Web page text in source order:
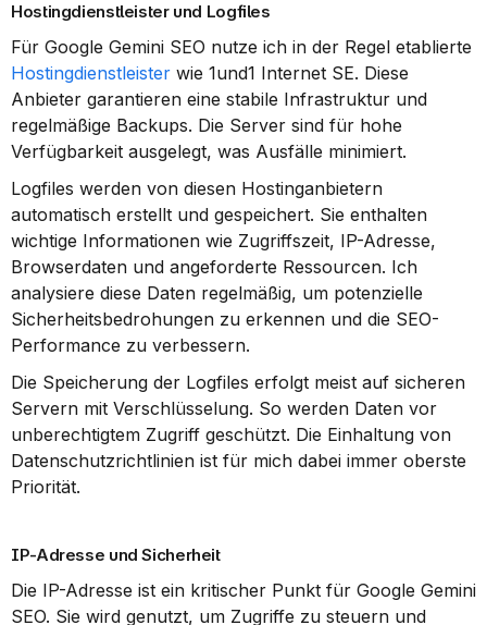
Hostingdienstleister und Logfiles
Hostingdienstleister wie 1und1 Internet SE. Diese
Anbieter garantieren eine stabile Infrastruktur und
regelmäßige Backups. Die Server sind für hohe
Verfügbarkeit ausgelegt, was Ausfälle minimiert.
Logfiles werden von diesen Hostinganbietern
automatisch erstellt und gespeichert. Sie enthalten
wichtige Informationen wie Zugriffszeit, IP-Adresse,
Browserdaten und angeforderte Ressourcen. Ich
analysiere diese Daten regelmäßig, um potenzielle
Sicherheitsbedrohungen zu erkennen und die SEO-
Performance zu verbessern.
Die Speicherung der Logfiles erfolgt meist auf sicheren
Servern mit Verschlüsselung. So werden Daten vor
unberechtigtem Zugriff geschützt. Die Einhaltung von
Datenschutzrichtlinien ist für mich dabei immer oberste
Priorität.
IP-Adresse und Sicherheit
Die IP-Adresse ist ein kritischer Punkt für Google Gemini
SEO. Sie wird genutzt, um Zugriffe zu steuern und